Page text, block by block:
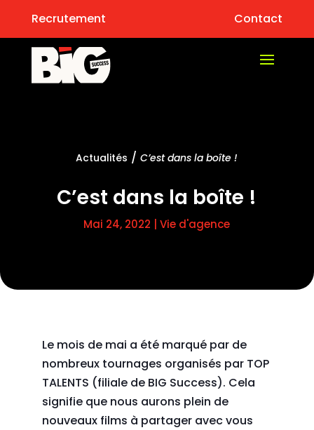
Recrutement Contact
Actualités / C’est dans la boîte !
C’est dans la boîte !
Mai 24, 2022 |Vie d'agence
Le mois de mai a été marqué par de
nombreux tournages organisés par TOP
TALENTS (filiale de BIG Success). Cela
signifie que nous aurons plein de
nouveaux films à partager avec vous